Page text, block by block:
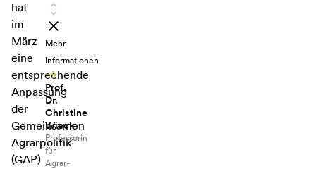
hat
im
März
eine
entsprechende
Anpassung
der
Gemeinsamen
Agrarpolitik
(GAP)
Mehr
Informationen
Prof.
Dr.
Christine
Wieck
Professorin
für
Agrar-